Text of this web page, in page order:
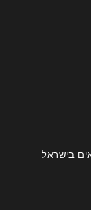
בישראל